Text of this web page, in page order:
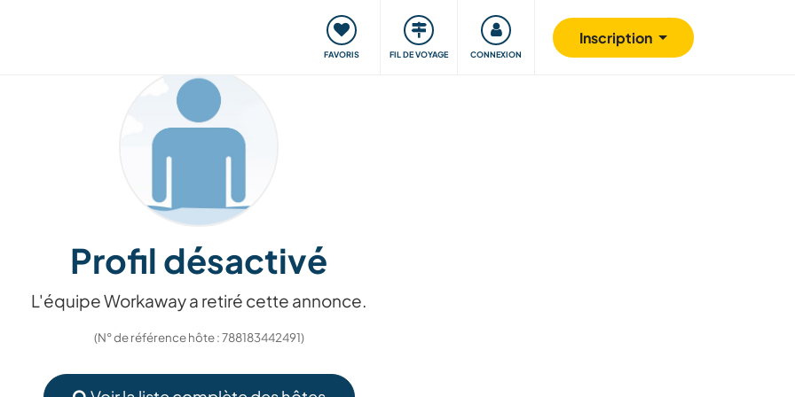
FAVORIS FIL DE VOYAGE CONNEXION
Inscription
Voyager, apprendre Communauté S'impliquer Sécurité
Profil désactivé
L'équipe Workaway a retiré cette annonce.
(N° de référence hôte : 788183442491)